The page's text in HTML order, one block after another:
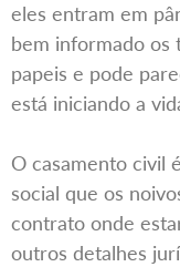
eles entram em
bem informado os
papeis e pode
está iniciando a
O casamento civil
social que os
contrato onde
outros detalhes